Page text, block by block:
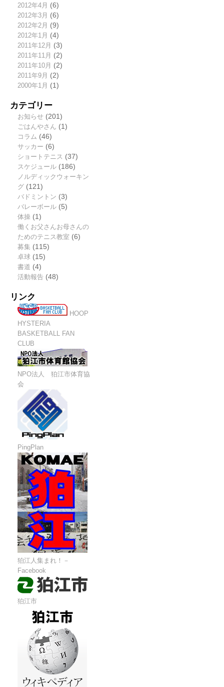
2012年4月 (6)
2012年3月 (6)
2012年2月 (9)
2012年1月 (4)
2011年12月 (3)
2011年11月 (2)
2011年10月 (2)
2011年9月 (2)
2000年1月 (1)
カテゴリー
お知らせ(201)
ごはんやさん (1)
コラム (46)
サッカー (6)
ショートテニス (37)
スケジュール(186)
ノルディックウォーキン
グ(121)
バドミントン (3)
バレーボール(5)
体操(1)
働くお父さんお母さんの
ためのテニス教室 (6)
募集 (115)
卓球 (15)
書道 (4)
活動報告(48)
リンク
HOOP
HYSTERIA
BASKETBALL FAN
CLUB
NPO法人 狛江市体育協
会
PingPlan
狛江人集まれ！－
Facebook
狛江市